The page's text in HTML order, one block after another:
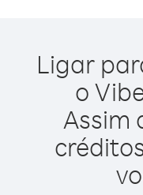
Ligar
o
Assim